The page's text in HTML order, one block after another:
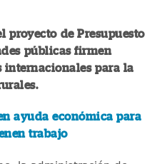
proyecto de Presupuesto
públicas firmen
internacionales para la
ayuda económica para
trabajo